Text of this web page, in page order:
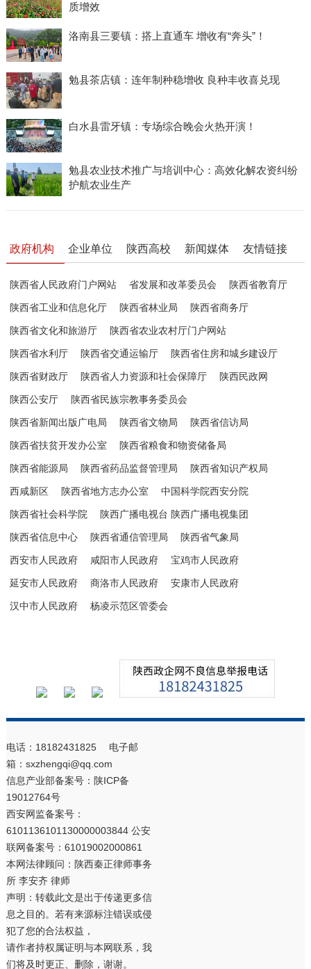
质增效
洛南县三要镇：搭上直通车 增收有“奔头”！
勉县茶店镇：连年制种稳增收 良种丰收喜兑现
白水县雷牙镇：专场综合晚会火热开演！
勉县农业技术推广与培训中心：高效化解农资纠纷
护航农业生产
政府机构 企业单位 陕西高校 新闻媒体 友情链接
陕西省人民政府门户网站 省发展和改革委员会 陕西省教育厅
陕西省工业和信息化厅 陕西省林业局 陕西省商务厅
陕西省文化和旅游厅 陕西省农业农村厅门户网站
陕西省水利厅 陕西省交通运输厅 陕西省住房和城乡建设厅
陕西省财政厅 陕西省人力资源和社会保障厅 陕西民政网
陕西公安厅 陕西省民族宗教事务委员会
陕西省新闻出版广电局 陕西省文物局 陕西省信访局
陕西省扶贫开发办公室 陕西省粮食和物资储备局
陕西省能源局 陕西省药品监督管理局 陕西省知识产权局
西咸新区 陕西省地方志办公室 中国科学院西安分院
陕西省社会科学院 陕西广播电视台 陕西广播电视集团
陕西省信息中心 陕西省通信管理局 陕西省气象局
西安市人民政府 咸阳市人民政府 宝鸡市人民政府
延安市人民政府 商洛市人民政府 安康市人民政府
汉中市人民政府 杨凌示范区管委会
电话：18182431825 电子邮
箱：sxzhengqi@qq.com
信息产业部备案号： 陕ICP备
19012764号
西安网监备案号：
6101136101130000003844 公安
联网备案号：61019002000861
本网法律顾问：陕西秦正律师事务
所 李安齐 律师
声明：转载此文是出于传递更多信
息之目的。若有来源标注错误或侵
犯了您的合法权益，
请作者持权属证明与本网联系，我
们将及时更正、删除，谢谢。